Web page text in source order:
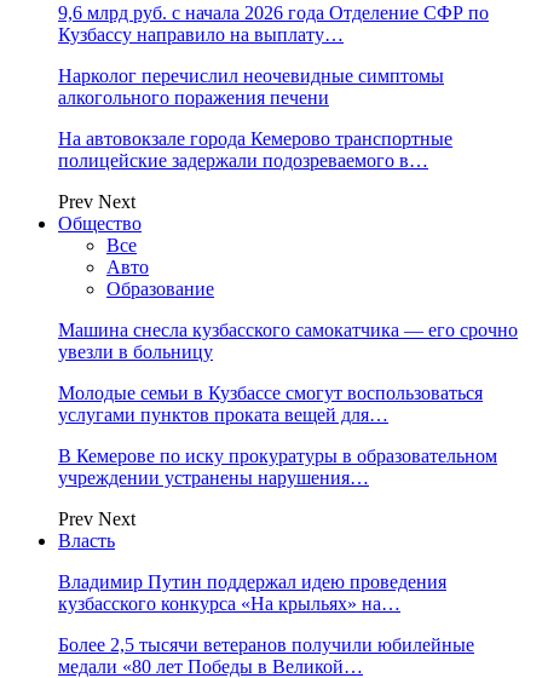
9,6 млрд руб. с начала 2026 года Отделение СФР по
Кузбассу направило на выплату…
Нарколог перечислил неочевидные симптомы
алкогольного поражения печени
На автовокзале города Кемерово транспортные
полицейские задержали подозреваемого в…
Prev Next
Общество
Все
Авто
Образование
Машина снесла кузбасского самокатчика — его срочно
увезли в больницу
Молодые семьи в Кузбассе смогут воспользоваться
услугами пунктов проката вещей для…
В Кемерове по иску прокуратуры в образовательном
учреждении устранены нарушения…
Prev Next
Власть
Владимир Путин поддержал идею проведения
кузбасского конкурса «На крыльях» на…
Более 2,5 тысячи ветеранов получили юбилейные
медали «80 лет Победы в Великой…